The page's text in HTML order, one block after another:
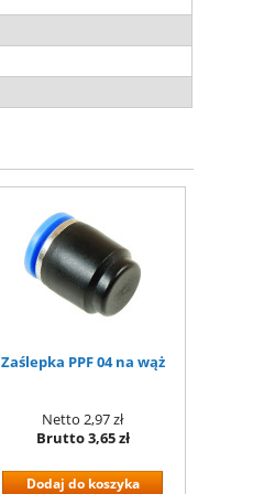
Zaślepka PPF 04 na wąż
Netto 2,97 zł
Brutto3,65 zł
Dodaj do koszyka